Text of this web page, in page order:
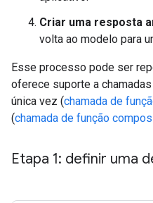
Criar uma resposta
volta ao modelo para
Esse processo pode ser
oferece suporte a
única vez (chamada de
(chamada de função
Etapa 1: definir uma